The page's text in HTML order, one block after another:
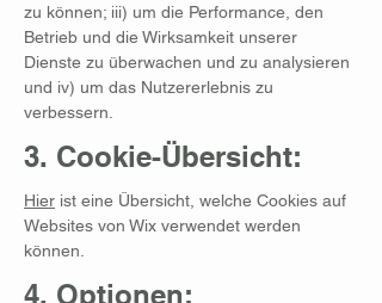
zu können; iii) um die Performance, den
Betrieb und die Wirksamkeit unserer
Dienste zu überwachen und zu analysieren
und iv) um das Nutzererlebnis zu
verbessern.
3. Cookie-Übersicht:
Hier ist eine Übersicht, welche Cookies auf
Websites von Wix verwendet werden
können.
4. Optionen: